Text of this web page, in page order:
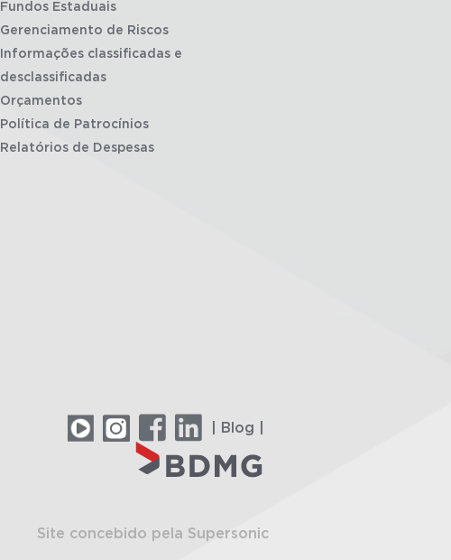
Fundos Estaduais
Gerenciamento de Riscos
Informações classificadas e
desclassificadas
Orçamentos
Política de Patrocínios
Relatórios de Despesas
| Blog |
Site concebido pela Supersonic